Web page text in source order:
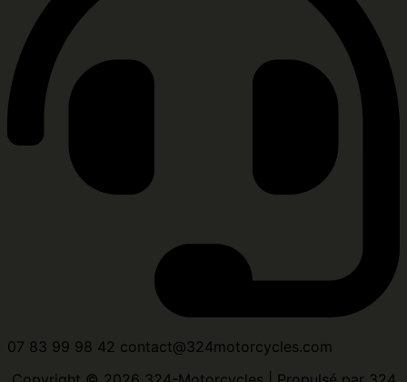
07 83 99 98 42 contact@324motorcycles.com